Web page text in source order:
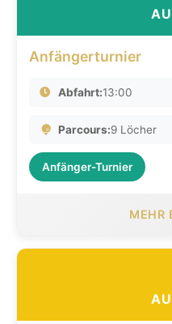
Anfängerturnier
Abfahrt:13:00
Parcours:9 Löcher
Anfänger-Turnier
MEHR